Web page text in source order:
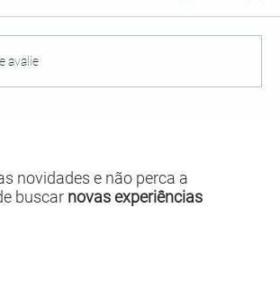
avalie
novidades e não perca a
buscar novas experiências